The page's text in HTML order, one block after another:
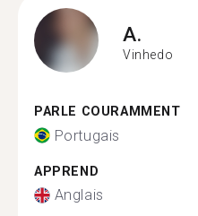
A.
Vinhedo
PARLE COURAMMENT
Portugais
APPREND
Anglais